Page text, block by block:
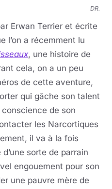
DR.
Erwan Terrier et écrite
l’on a récemment lu
, une histoire de
cela, on a un peu
de cette aventure,
qui gâche son talent
de son
les Narcortiques
il va à la fois
sorte de parrain
engouement pour son
une pauvre mère de